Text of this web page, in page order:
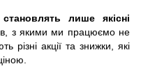
лише якісні
з якими ми працюємо не
різні акції та знижки, які